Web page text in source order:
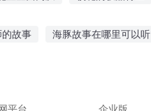
故事 海豚故事在哪里可以听
平台 企业版